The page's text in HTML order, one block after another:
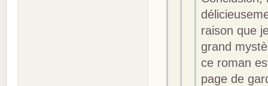
raison que
grand
ce roman
page de